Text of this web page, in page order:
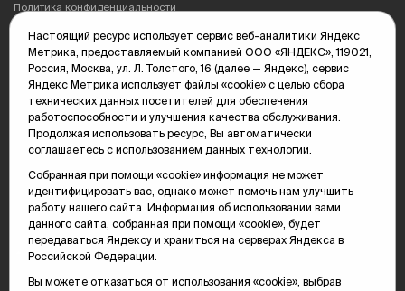
Политика конфиденциальности
Редакция: 625035, Тюмень, пр. Геологоразведчиков, 28А
(3452) 68-89-05
edit@vsluh.ru
Главный редактор: Панкина Т.Ю.
kika@vsluh.ru
По вопросам рекламы:
(3452) 68-89-78
kotovaev@sibinformburo.ru
mim@vsluh.ru
Настоящий ресурс использует сервис веб-аналитики Яндекс
Метрика, предоставляемый компанией ООО «ЯНДЕКС», 119021,
Россия, Москва, ул. Л. Толстого, 16 (далее — Яндекс), сервис
Яндекс Метрика использует файлы «cookie» с целью сбора
технических данных посетителей для обеспечения
работоспособности и улучшения качества обслуживания.
Продолжая использовать ресурс, Вы автоматически
соглашаетесь с использованием данных технологий.
Собранная при помощи «cookie» информация не может
идентифицировать вас, однако может помочь нам улучшить
работу нашего сайта. Информация об использовании вами
данного сайта, собранная при помощи «cookie», будет
передаваться Яндексу и храниться на серверах Яндекса в
Российской Федерации.
Вы можете отказаться от использования «cookie», выбрав